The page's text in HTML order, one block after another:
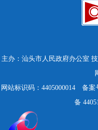
主办：汕头市人民政府办公室
网站标识码：4405000014
备案
备